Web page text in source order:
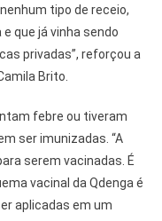
tipo de receio,
que já vinha sendo
privadas”, reforçou a
Brito.
febre ou tiveram
ser imunizadas. “A
serem vacinadas. É
vacinal da Qdenga é
aplicadas em um